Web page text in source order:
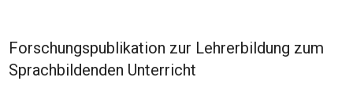
Forschungspublikation zur Lehrerbildung zum
Sprachbildenden Unterricht